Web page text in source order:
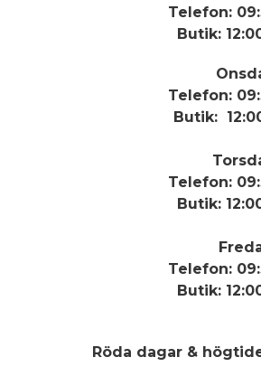
Telefon:
Butik:
Telefon:
Butik:
Telefon:
Butik:
Telefon:
Butik:
Röda dagar &